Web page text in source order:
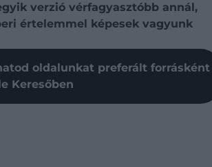
verzió vérfagyasztóbb annál,
értelemmel képesek vagyunk
oldalunkat preferált forrásként
Keresőben